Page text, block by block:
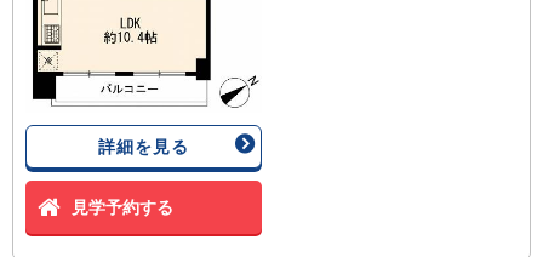
詳細を見る
見学予約する